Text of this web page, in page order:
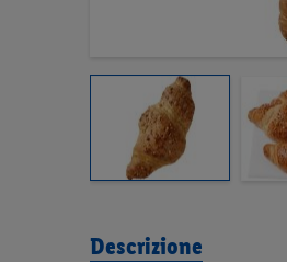
Descrizione